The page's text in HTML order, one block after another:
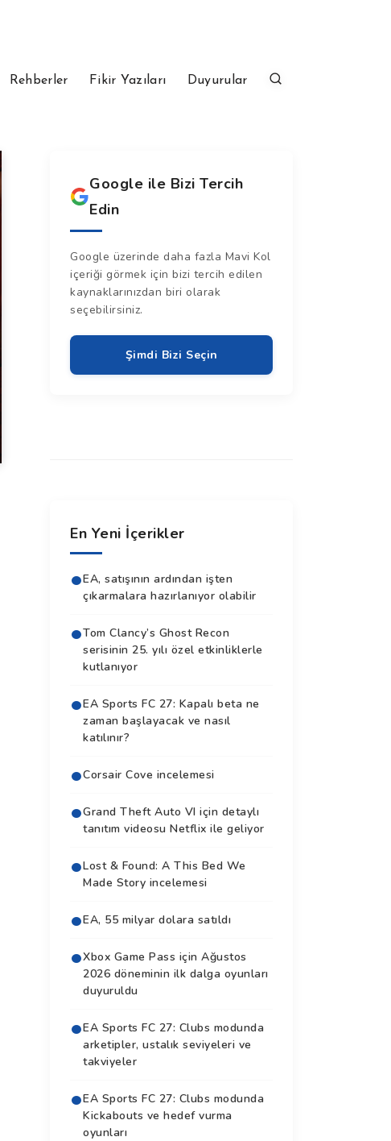
Rehberler Fikir Yazıları Duyurular
Google ile Bizi Tercih
Edin
Google üzerinde daha fazla Mavi Kol
içeriği görmek için bizi tercih edilen
kaynaklarınızdan biri olarak
seçebilirsiniz.
Şimdi Bizi Seçin
En Yeni İçerikler
EA, satışının ardından işten
çıkarmalara hazırlanıyor olabilir
Tom Clancy’s Ghost Recon
serisinin 25. yılı özel etkinliklerle
kutlanıyor
EA Sports FC 27: Kapalı beta ne
zaman başlayacak ve nasıl
katılınır?
Corsair Cove incelemesi
Grand Theft Auto VI için detaylı
tanıtım videosu Netflix ile geliyor
Lost & Found: A This Bed We
Made Story incelemesi
EA, 55 milyar dolara satıldı
Xbox Game Pass için Ağustos
2026 döneminin ilk dalga oyunları
duyuruldu
EA Sports FC 27: Clubs modunda
arketipler, ustalık seviyeleri ve
takviyeler
EA Sports FC 27: Clubs modunda
Kickabouts ve hedef vurma
oyunları